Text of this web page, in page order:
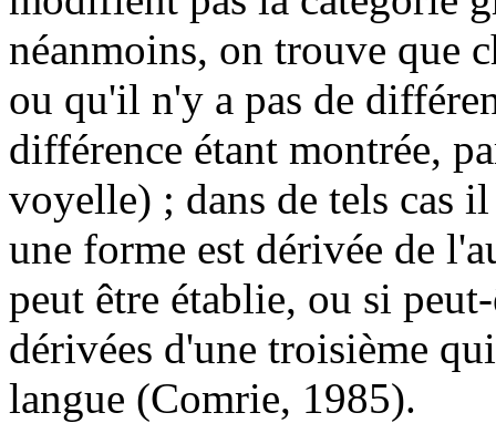
néanmoins, on trouve que
ou qu'il n'y a pas de
différence étant montrée,
voyelle) ; dans de tels cas
une forme est dérivée de
peut être établie, ou si
dérivées d'une troisième
langue (Comrie, 1985).